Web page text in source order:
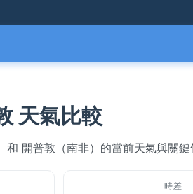
天氣比較
開普敦（南非）的當前天氣與關鍵
時差